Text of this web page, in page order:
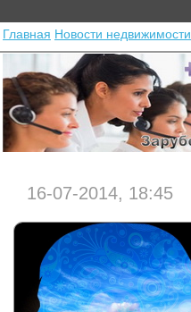
Главная Новости недвижимости
16-07-2014, 18:45